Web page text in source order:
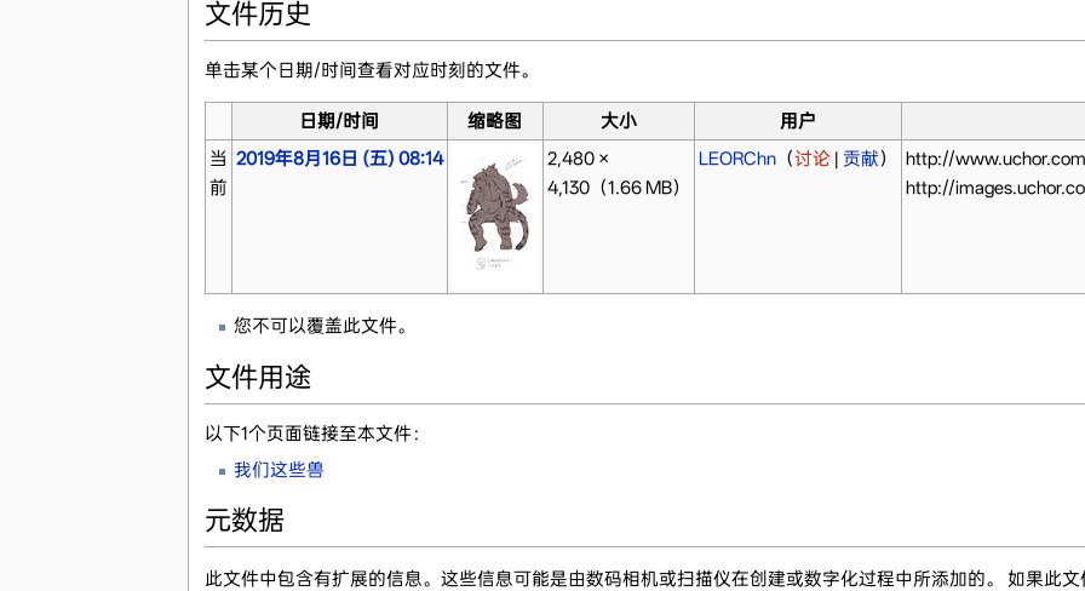
文件历史
单击某个日期/时间查看对应时刻的文件。
日期/时间 缩略图 大小
用户
当
前
2019年8月16日 (五) 08:14
2,480 ×
4,130（1.66 MB）
LEORChn（讨论| 贡献）
http://
http://
您不可以覆盖此文件。
文件用途
以下1个页面链接至本文件：
我们这些兽
元数据
此文件中包含有扩展的信息。这些信息可能是由数码相机或扫描仪在创建或数字化过程中所添加的。 如果此